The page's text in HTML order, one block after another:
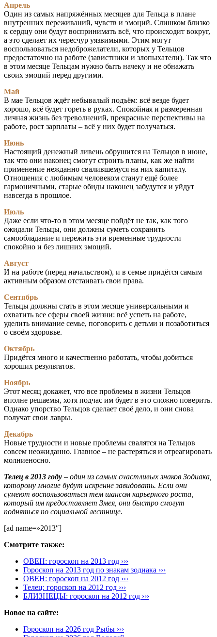
Апрель
Один из самых напряжённых месяцев для Тельца в плане
внутренних переживаний, чувств и эмоций. Слишком близко
к сердцу они будут воспринимать всё, что происходит вокруг,
а это сделает их чересчур уязвимыми. Этим могут
воспользоваться недоброжелатели, которых у Тельцов
предостаточно на работе (завистники и злопыхатели). Так что
в этом месяце Тельцам нужно быть начеку и не обнажать
своих эмоций перед другими.
Май
В мае Тельцов ждёт небывалый подъём: всё везде будет
хорошо, всё будет гореть в руках. Спокойная и размеренная
личная жизнь без треволнений, прекрасные перспективы на
работе, рост зарплаты – всё у них будет получаться.
Июнь
Настоящий денежный ливень обрушится на Тельцов в июне,
так что они наконец смогут строить планы, как же найти
применение нежданно свалившемуся на них капиталу.
Отношения с любимым человеком станут ещё более
гармоничными, старые обиды наконец забудутся и уйдут
навсегда в прошлое.
Июль
Даже если что-то в этом месяце пойдёт не так, как того
ожидали Тельцы, они должны суметь сохранить
самообладание и пережить эти временные трудности
спокойно и без лишних эмоций.
Август
И на работе (перед начальством), и в семье придётся самым
активным образом отстаивать свои права.
Сентябрь
Тельцы должны стать в этом месяце универсальными и
охватить все сферы своей жизни: всё успеть на работе,
уделить внимание семье, поговорить с детьми и позаботиться
о своём здоровье.
Октябрь
Придётся много и качественно работать, чтобы добиться
хороших результатов.
Ноябрь
Этот месяц докажет, что все проблемы в жизни Тельцов
вполне решаемы, хотя подчас им будет в это сложно поверить.
Однако упорство Тельцов сделает своё дело, и они снова
получат свои лавры.
Декабрь
Новые трудности и новые проблемы свалятся на Тельцов
совсем неожиданно. Главное – не растеряться и отреагировать
молниеносно.
Телец в 2013 году – один из самых счастливых знаков Зодиака,
которому многие будут искренне завидовать. Если они
сумеют воспользоваться тем шансом карьерного роста,
который им предоставляет Змея, они быстро смогут
подняться по социальной лестнице.
[ad name=»2013″]
Смотрите также:
ОВЕН: гороскоп на 2013 год ›››
Гороскоп на 2013 год по знакам зодиака ›››
ОВЕН: гороскоп на 2012 год ›››
Телец: гороскоп на 2012 год ›››
БЛИЗНЕЦЫ: гороскоп на 2012 год ›››
Новое на сайте:
Гороскоп на 2026 год Рыбы ›››